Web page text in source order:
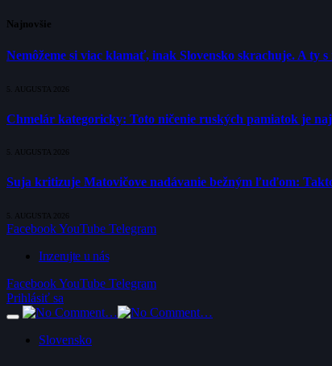
Najnovšie
Nemôžeme si viac klamať, inak Slovensko skrachuje. A
5. AUGUSTA 2026
Chmelár kategoricky: Toto ničenie ruských pamiatok je
5. AUGUSTA 2026
Suja kritizuje Matovičove nadávanie bežným ľuďom:
5. AUGUSTA 2026
FacebookYouTube Telegram
Inzerujte u nás
FacebookYouTube Telegram
Prihlásiť sa
Slovensko